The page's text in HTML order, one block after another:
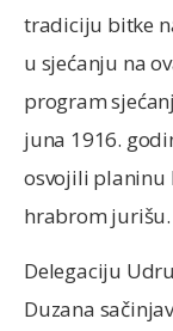
tradiciju bitke
u sjećanju na
program
juna 1916.
osvojili planinu
hrabrom jurišu.
Delegaciju
Duzana